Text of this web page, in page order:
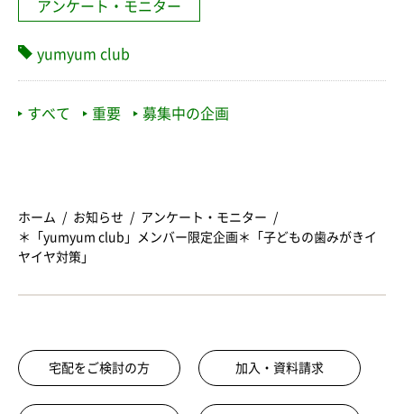
アンケート・モニター
yumyum club
すべて 重要 募集中の企画
ホーム お知らせ
アンケート・モニター
＊「yumyum club」メンバー限定企画＊「子どもの歯みがきイ
ヤイヤ対策」
宅配をご検討の方 加入・資料請求